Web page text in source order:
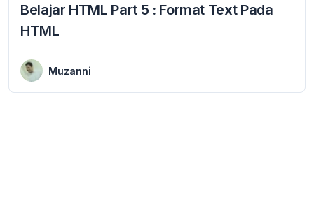
Belajar HTML Part 5 : Format Text Pada
HTML
Muzanni